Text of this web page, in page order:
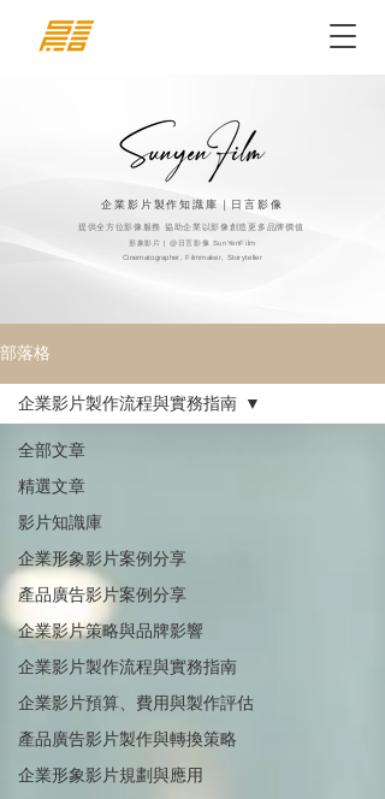
企業影片製作知識庫｜日言影像
提供全方位影像服務 協助企業以影像創造更多品牌價值
形象影片 | @日言影像 SunYenFilm
Cinematographer, Filmmaker, Storyteller​
部落格
全部文章
精選文章
影片知識庫
企業形象影片案例分享
產品廣告影片案例分享
企業影片策略與品牌影響
企業影片製作流程與實務指南
企業影片預算、費用與製作評估
產品廣告影片製作與轉換策略
企業形象影片規劃與應用
企業影片製作流程與實務指南